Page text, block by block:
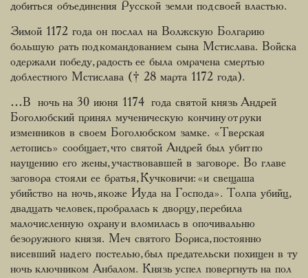
добиться объединения Русской земли под своей властью.
Зимой 1172 года он послал на Волжскую Болгарию
большую рать под командованием сына Мстислава. Войска
одержали победу, радость ее была омрачена смертью
доблестного Мстислава († 28 марта 1172 года).
…В ночь на 30 июня 1174 года святой князь Андрей
Боголюбский принял мученическую кончину от руки
изменников в своем Боголюбском замке. «Тверская
летопись» сообщает, что святой Андрей был убит по
наущению его жены, участвовавшей в заговоре. Во главе
заговора стояли ее братья, Кучковичи: «и свещаша
убийство на ночь, якоже Иуда на Господа». Толпа убийц,
двадцать человек, пробралась к дворцу, перебила
малочисленную охрану и вломилась в опочивальню
безоружного князя. Меч святого Бориса, постоянно
висевший над его постелью, был предательски похищен в ту
ночь ключником Анбалом. Князь успел повергнуть на пол